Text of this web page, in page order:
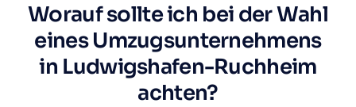
Worauf sollte ich bei der Wahl
eines Umzugsunternehmens
in Ludwigshafen-Ruchheim
achten?